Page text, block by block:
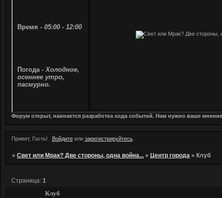
Время - 05:00 - 12:00
Погода - Холодное,
осеннее утро,
пасмурно.
Форум открыт, наинается разработка хода событий. Нам нужно ваше
Привет, Гость! Войдитеили зарегистрируйтесь.
»Свет или Мрак? Две стороны, одна война... » Центр города » Клуб
Клуб
Страница:1